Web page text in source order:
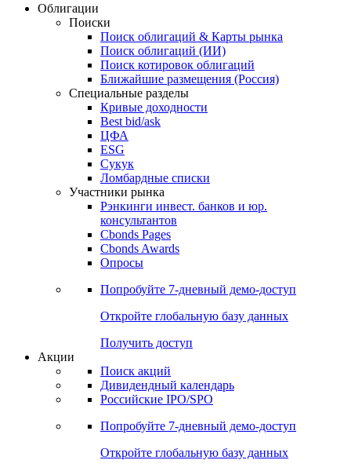
Облигации
Поиски
Поиск облигаций & Карты рынка
Поиск облигаций (ИИ)
Поиск котировок облигаций
Ближайшие размещения (Россия)
Специальные разделы
Кривые доходности
Best bid/ask
ЦФА
ESG
Сукук
Ломбардные списки
Участники рынка
Рэнкинги инвест. банков и юр.
консультантов
Cbonds Pages
Cbonds Awards
Опросы
Попробуйте 7-дневный демо-доступ
Откройте глобальную базу данных
Получить доступ
Акции
Поиск акций
Дивидендный календарь
Российские IPO/SPO
Попробуйте 7-дневный демо-доступ
Откройте глобальную базу данных